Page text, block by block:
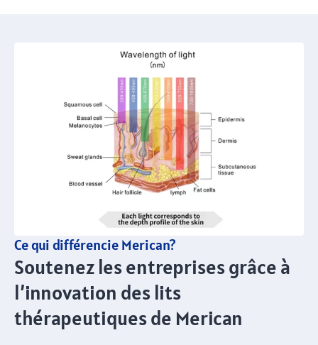
Ce qui différencie Merican?
Soutenez les entreprises grâce à
l’innovation des lits
thérapeutiques de Merican